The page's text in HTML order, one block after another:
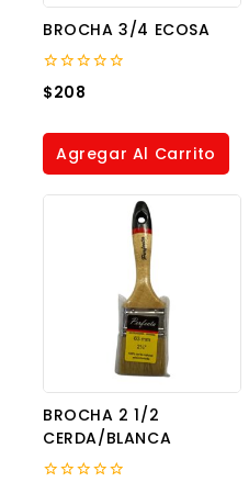
BROCHA 3/4 ECOSA
0
out
5
$208
Agregar Al Carrito
BROCHA 2 1/2
CERDA/BLANCA